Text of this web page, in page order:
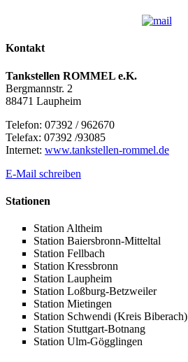
Kontakt
Tankstellen ROMMEL e.K.
Bergmannstr. 2
88471 Laupheim
Telefon: 07392 / 962670
Telefax: 07392 /93085
Internet: www.tankstellen-rommel.de
E-Mail schreiben
Stationen
Station Altheim
Station Baiersbronn-Mitteltal
Station Fellbach
Station Kressbronn
Station Laupheim
Station Loßburg-Betzweiler
Station Mietingen
Station Schwendi (Kreis Biberach)
Station Stuttgart-Botnang
Station Ulm-Gögglingen